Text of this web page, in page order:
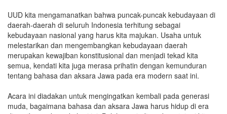
UUD kita mengamanatkan bahwa puncak-puncak kebudayaan di
daerah-daerah di seluruh Indonesia terhitung sebagai
kebudayaan nasional yang harus kita majukan. Usaha untuk
melestarikan dan mengembangkan kebudayaan daerah
merupakan kewajiban konstitusional dan menjadi tekad kita
semua, kendati kita juga merasa prihatin dengan kemunduran
tentang bahasa dan aksara Jawa pada era modern saat ini.
Acara ini diadakan untuk mengingatkan kembali pada generasi
muda, bagaimana bahasa dan aksara Jawa harus hidup di era